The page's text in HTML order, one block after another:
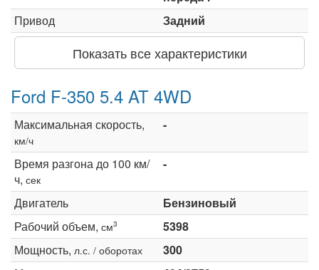
Привод
Задний
Показать все характеристики
Ford F-350 5.4 AT 4WD
Максимальная скорость,
км/ч
-
Время разгона до 100 км/
ч, сек
-
Двигатель
Бензиновый
Рабочий объем, см3
5398
Мощность, л.с. / оборотах
300